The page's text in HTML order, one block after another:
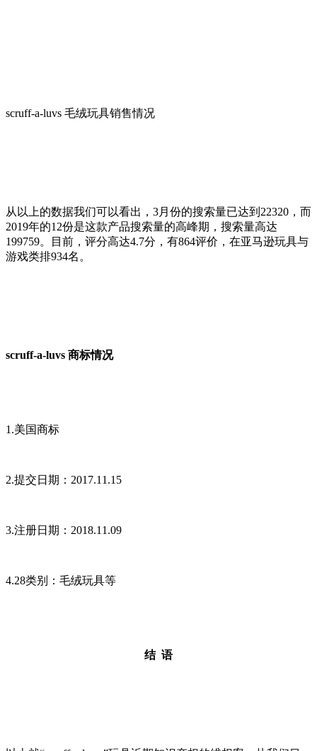
scruff-a-luvs 毛绒玩具销售情况
从以上的数据我们可以看出，3月份的搜索量已达到22320，而
2019年的12份是这款产品搜索量的高峰期，搜索量高达
199759。目前，评分高达4.7分，有864评价，在亚马逊玩具与
游戏类排934名。
scruff-a-luvs 商标情况
1.美国商标
2.提交日期：2017.11.15
3.注册日期：2018.11.09
4.28类别：毛绒玩具等
结 语